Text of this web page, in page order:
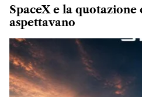
SpaceX e la quotazione
aspettavano